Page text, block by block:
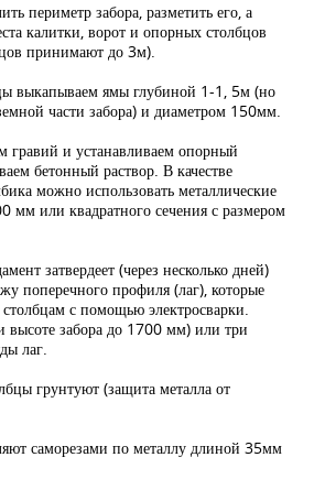
периметр забора, разметить его, а
калитки, ворот и опорных столбцов
принимают до 3м).
выкапываем ямы глубиной 1-1, 5м (но
части забора) и диаметром 150мм.
гравий и устанавливаем опорный
бетонный раствор. В качестве
можно использовать металлические
мм или квадратного сечения с размером
затвердеет (через несколько дней)
поперечного профиля (лаг), которые
с помощью электросварки.
высоте забора до 1700 мм) или три
лаг.
грунтуют (защита металла от
саморезами по металлу длиной 35мм